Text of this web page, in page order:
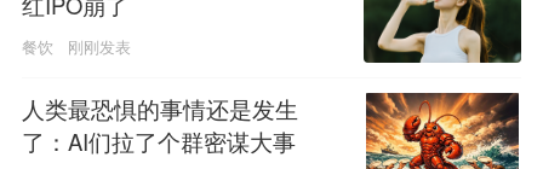
餐饮 刚刚发表
人类最恐惧的事情还是发生
了：AI们拉了个群密谋大事